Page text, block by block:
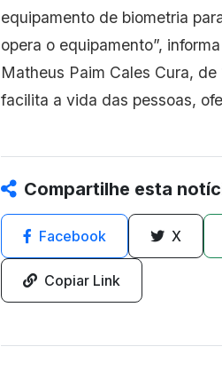
equipamento de biometria
opera o equipamento”,
Matheus Paim Cales Cura,
facilita a vida das pessoas,
Compartilhe esta
Facebook X
Copiar Link